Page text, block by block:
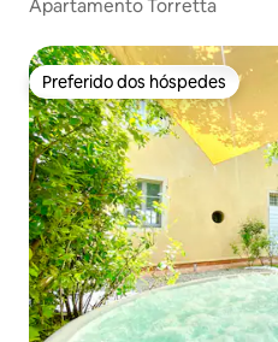
Apartamento Torretta
Preferido dos hóspedes
Preferido dos hóspedes